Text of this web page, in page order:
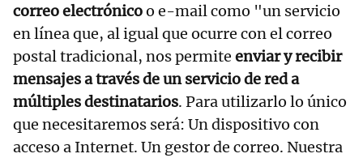
correo electrónicoo e-mail como "un servicio
en línea que, al igual que ocurre con el correo
postal tradicional, nos permite enviar y recibir
mensajes a través de un servicio de red a
múltiples destinatarios. Para utilizarlo lo único
que necesitaremos será: Un dispositivo con
acceso a Internet. Un gestor de correo. Nuestra